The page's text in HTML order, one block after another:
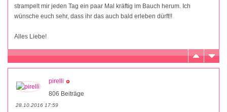
strampelt mir jeden Tag ein paar Mal kräftig im Bauch herum. Ich
wünsche euch sehr, dass ihr das auch bald erleben dürft!!
Alles Liebe!
pirelli
806 Beiträge
28.10.2016 17:59